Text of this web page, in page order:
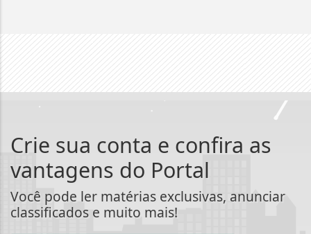
Crie sua conta e confira as
vantagens do Portal
Você pode ler matérias exclusivas, anunciar
classificados e muito mais!